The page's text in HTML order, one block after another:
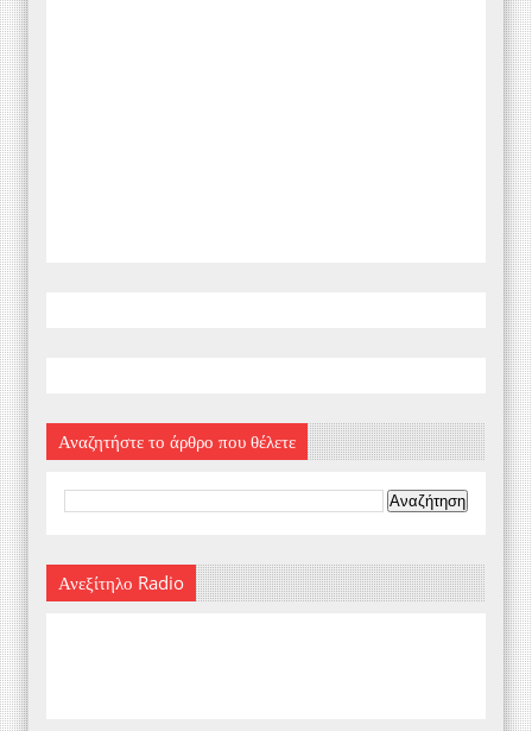
Αναζητήστε το άρθρο που θέλετε
Ανεξίτηλο Radio